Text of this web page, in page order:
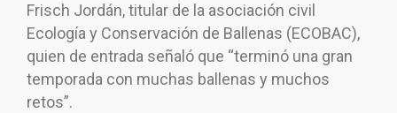
Frisch Jordán, titular de la asociación civil
Ecología y Conservación de Ballenas (ECOBAC),
quien de entrada señaló que “terminó una gran
temporada con muchas ballenas y muchos
retos”.